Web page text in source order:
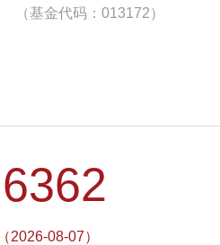
（基金代码：013172）
2026-08-07）